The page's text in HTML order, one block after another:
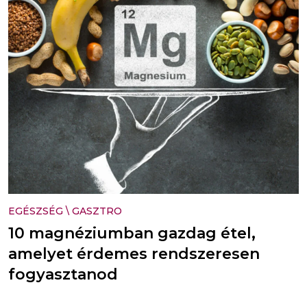
EGÉSZSÉG \ GASZTRO
10 magnéziumban gazdag étel,
amelyet érdemes rendszeresen
fogyasztanod